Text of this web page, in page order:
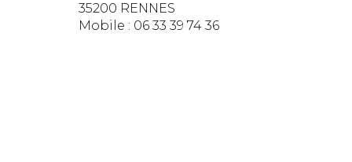
35200 RENNES
Mobile : 06 33 39 74 36